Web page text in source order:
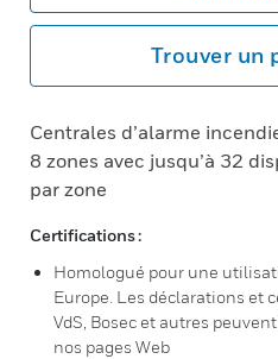
Trouver un
Centrales d’alarme
8 zones avec jusqu’à 32
par zone
Certifications :
Homologué pour une
Europe. Les déclarations et
VdS, Bosec et autres
nos pages Web